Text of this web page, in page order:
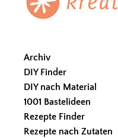
Archiv
DIY Finder
DIY nach Material
1001 Bastelideen
Rezepte Finder
Rezepte nach Zutaten